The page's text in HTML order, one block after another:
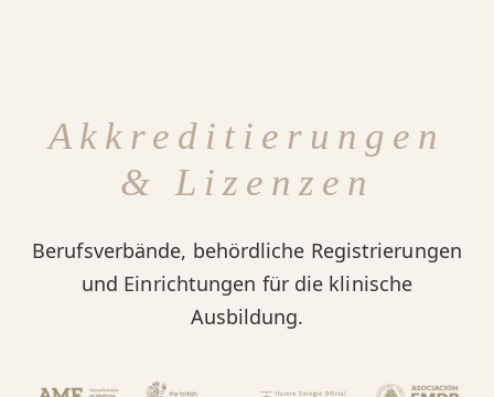
Akkreditierungen
& Lizenzen
Berufsverbände, behördliche Registrierungen
und Einrichtungen für die klinische
Ausbildung.